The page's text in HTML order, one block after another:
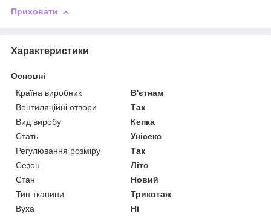
Приховати
Характеристики
Основні
Країна виробник
В'єтнам
Вентиляційні отвори
Так
Вид виробу
Кепка
Стать
Унісекс
Регулювання розміру
Так
Сезон
Літо
Стан
Новий
Тип тканини
Трикотаж
Вуха
Ні